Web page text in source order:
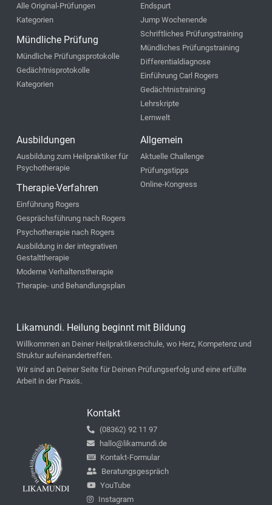
Alle Original-Prüfungen
Kategorien
Mündliche Prüfung
Mündliche Prüfungsprotokolle
Gedächtnisprotokolle
Kategorien
Endspurt
Jump Wochenende
Schriftliches Prüfungstraining
Mündliches Prüfungstraining
Differentialdiagnose
Einführung Carl Rogers
Gedächtnistraining
Lehrskripte
Lernwelt
Ausbildungen
Ausbildung zum Heilpraktiker für
Psychotherapie
Therapie-Verfahren
Einführung Rogers
Gesprächsführung nach Rogers
Psychotherapie nach Rogers
Ausbildung in der integrativen
Gestalttherapie
Moderne Verhaltenstherapie
Therapie- und Behandlungsplan
Allgemein
Aktuelle Challenge
Prüfungstipps
Online-Kongress
Likamundi. Heilung beginnt mit Bildung
Willkommen an Deiner Heilpraktikerschule, wo Herz, Kompetenz und
Struktur aufeinandertreffen.
Wir sind an Deiner Seite für Deinen Prüfungserfolg und eine erfüllte
Arbeit in der Praxis.
Kontakt
(08362) 92 11 97
hallo@likamundi.de
Kontakt-Formular
Beratungsgespräch
YouTube
Instagram